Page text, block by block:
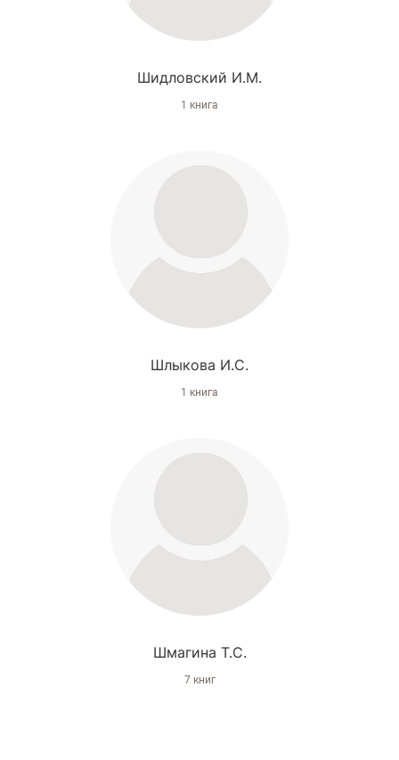
Шидловский И.М.
1 книга
Шлыкова И.С.
1 книга
Шмагина Т.С.
7 книг